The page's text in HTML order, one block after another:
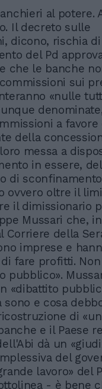
al potere.
Il decreto sulle
dicono, rischia
del Pd
che le banche
sui
«nulle
a favore
della
messa a
in essere,
di
ovvero oltre il
il dimissionario
Mussari che, in
Corriere della
imprese e
fare profitti.
pubblico».
«dibattito
sono e cosa
di
e il Paese
dà un
del
lavoro» del
- è bene